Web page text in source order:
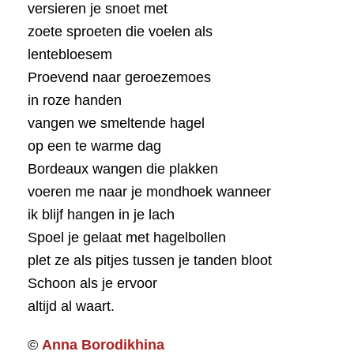
versieren je snoet met
zoete sproeten die voelen als
lentebloesem
Proevend naar geroezemoes
in roze handen
vangen we smeltende hagel
op een te warme dag
Bordeaux wangen die plakken
voeren me naar je mondhoek wanneer
ik blijf hangen in je lach
Spoel je gelaat met hagelbollen
plet ze als pitjes tussen je tanden bloot
Schoon als je ervoor
altijd al waart.
© Anna Borodikhina